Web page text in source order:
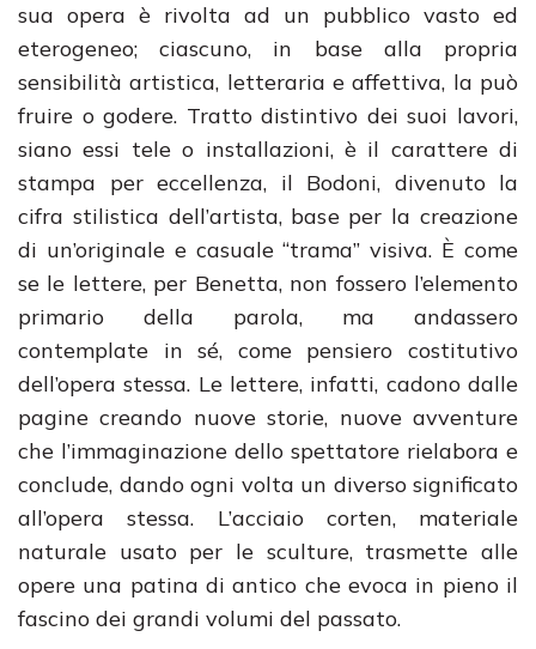
sua opera è rivolta ad un pubblico vasto ed
eterogeneo; ciascuno, in base alla propria
sensibilità artistica, letteraria e affettiva, la può
fruire o godere. Tratto distintivo dei suoi lavori,
siano essi tele o installazioni, è il carattere di
stampa per eccellenza, il Bodoni, divenuto la
cifra stilistica dell’artista, base per la creazione
di un’originale e casuale “trama” visiva. È come
se le lettere, per Benetta, non fossero l’elemento
primario della parola, ma andassero
contemplate in sé, come pensiero costitutivo
dell’opera stessa. Le lettere, infatti, cadono dalle
pagine creando nuove storie, nuove avventure
che l’immaginazione dello spettatore rielabora e
conclude, dando ogni volta un diverso significato
all’opera stessa. L’acciaio corten, materiale
naturale usato per le sculture, trasmette alle
opere una patina di antico che evoca in pieno il
fascino dei grandi volumi del passato.